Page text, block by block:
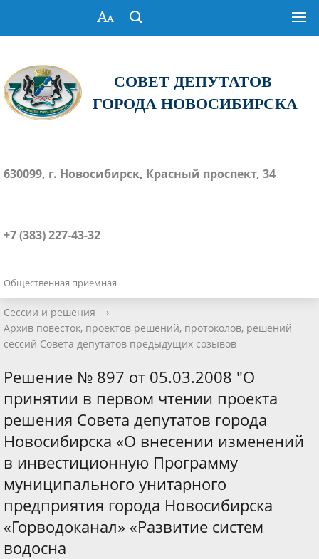
СОВЕТ ДЕПУТАТОВ
ГОРОДА НОВОСИБИРСКА
630099, г. Новосибирск, Красный проспект, 34
+7 (383) 227-43-32
Общественная приемная
Сессии и решения
›
Архив повесток, проектов решений, протоколов, решений
сессий Совета депутатов предыдущих созывов
Решение № 897 от 05.03.2008 "О
принятии в первом чтении проекта
решения Совета депутатов города
Новосибирска «О внесении изменений
в инвестиционную Программу
муниципального унитарного
предприятия города Новосибирска
«Горводоканал» «Развитие систем
водосна